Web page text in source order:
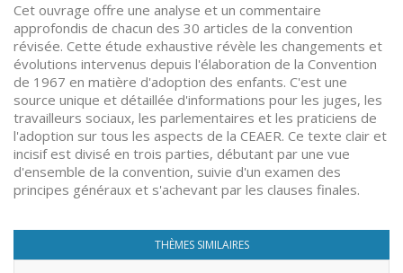
Cet ouvrage offre une analyse et un commentaire
approfondis de chacun des 30 articles de la convention
révisée. Cette étude exhaustive révèle les changements et
évolutions intervenus depuis l'élaboration de la Convention
de 1967 en matière d'adoption des enfants. C'est une
source unique et détaillée d'informations pour les juges, les
travailleurs sociaux, les parlementaires et les praticiens de
l'adoption sur tous les aspects de la CEAER. Ce texte clair et
incisif est divisé en trois parties, débutant par une vue
d'ensemble de la convention, suivie d'un examen des
principes généraux et s'achevant par les clauses finales.
THÈMES SIMILAIRES